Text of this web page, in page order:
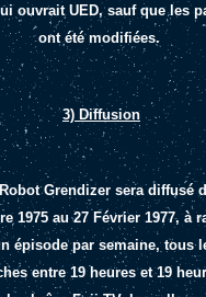
ouvrait UED, sauf que les
ont été modifiées.
3) Diffusion
Grendizer sera diffusé
1975 au 27 Février 1977, à
épisode par semaine, tous
entre 19 heures et 19